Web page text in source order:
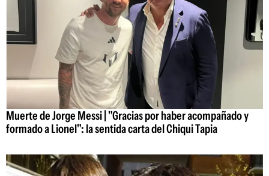
Muerte de Jorge Messi | "Gracias por haber acompañado y
formado a Lionel": la sentida carta del Chiqui Tapia